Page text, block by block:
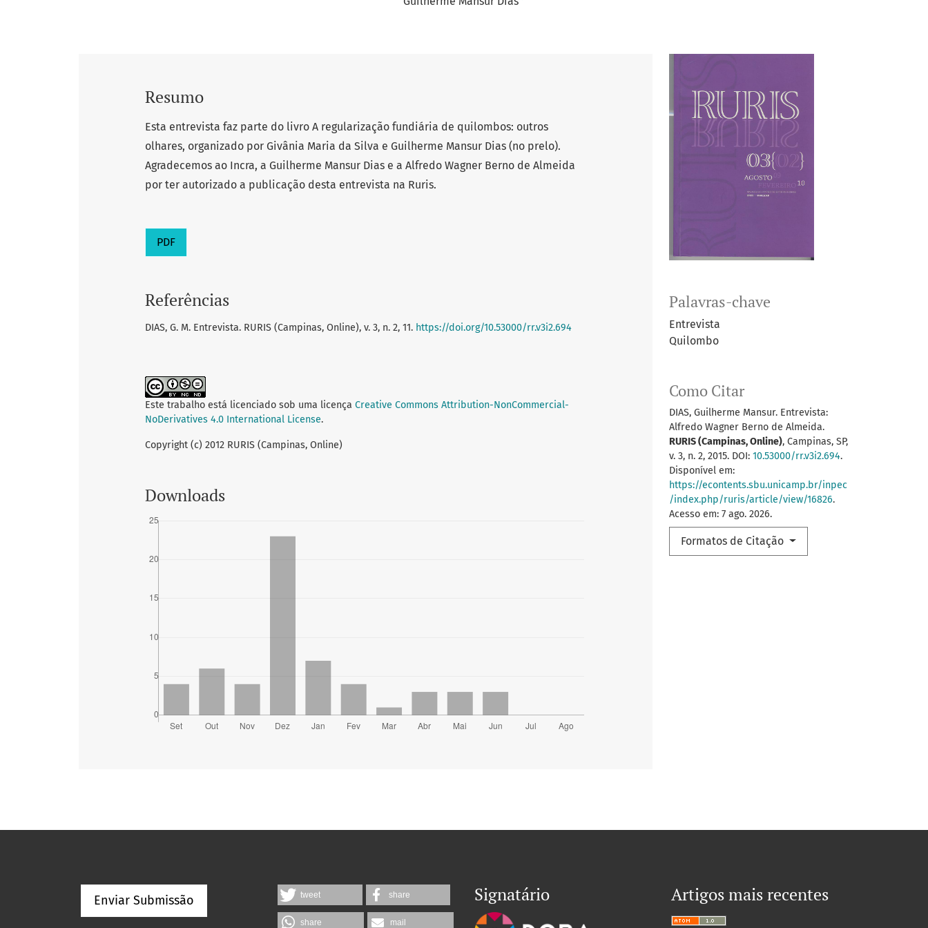
Palavras-chave
Entrevista
Quilombo
Como Citar
DIAS, Guilherme Mansur. Entrevista:
Alfredo Wagner Berno de Almeida.
RURIS (Campinas, Online), Campinas, SP,
v. 3, n. 2, 2015. DOI: 10.53000/rr.v3i2.694.
Disponível em:
https://econtents.sbu.unicamp.br/inpec
/index.php/ruris/article/view/16826.
Acesso em: 7 ago. 2026.
Formatos de Citação
Resumo
Esta entrevista faz parte do livro A regularização fundiária de quilombos: outros
olhares, organizado por Givânia Maria da Silva e Guilherme Mansur Dias (no prelo).
Agradecemos ao Incra, a Guilherme Mansur Dias e a Alfredo Wagner Berno de Almeida
por ter autorizado a publicação desta entrevista na Ruris.
PDF
Referências
DIAS, G. M. Entrevista. RURIS (Campinas, Online), v. 3, n. 2, 11. https://doi.org/10.53000/rr.v3i2.694
Este trabalho está licenciado sob uma licença Creative Commons Attribution-NonCommercial-
NoDerivatives 4.0 International License.
Copyright (c) 2012 RURIS (Campinas, Online)
Downloads
Enviar Submissão tweet share
share mail
Signatário Artigos mais recentes